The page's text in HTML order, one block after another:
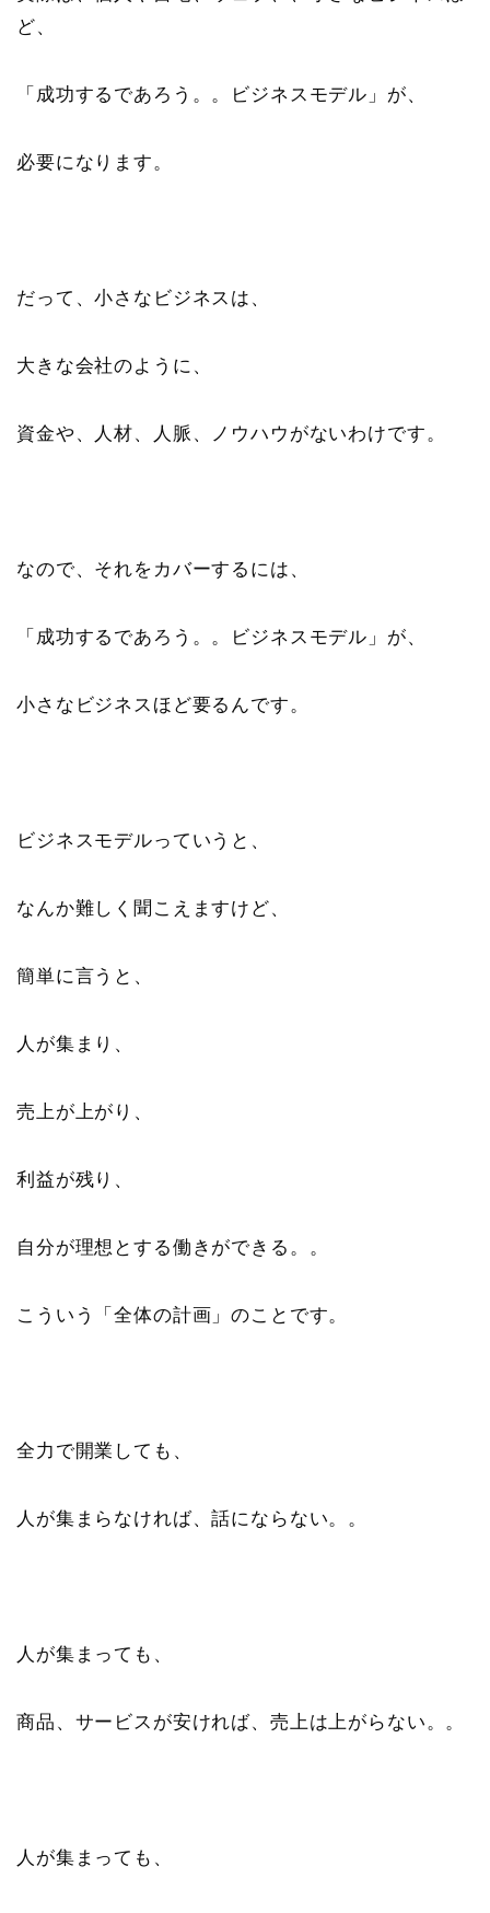
ど、
「成功するであろう。。ビジネスモデル」が、
必要になります。
だって、小さなビジネスは、
大きな会社のように、
資金や、人材、人脈、ノウハウがないわけです。
なので、それをカバーするには、
「成功するであろう。。ビジネスモデル」が、
小さなビジネスほど要るんです。
ビジネスモデルっていうと、
なんか難しく聞こえますけど、
簡単に言うと、
人が集まり、
売上が上がり、
利益が残り、
自分が理想とする働きができる。。
こういう「全体の計画」のことです。
全力で開業しても、
人が集まらなければ、話にならない。。
人が集まっても、
商品、サービスが安ければ、売上は上がらない。。
人が集まっても、